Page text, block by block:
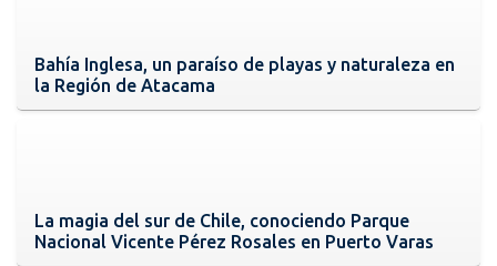
Bahía Inglesa, un paraíso de playas y naturaleza en
la Región de Atacama
La magia del sur de Chile, conociendo Parque
Nacional Vicente Pérez Rosales en Puerto Varas